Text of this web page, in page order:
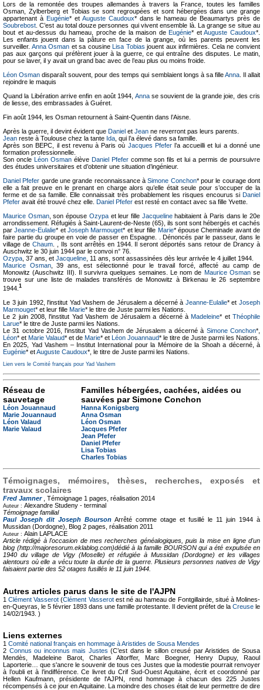
Lors de la remontée des troupes allemandes à travers la France, toutes les familles
Osman, Zylberberg et Tobias se sont regroupées et sont hébergées dans une grange
appartenant à Eugénie* et Auguste Caudoux* dans le hameau de Beaumartys près de
Soubrebost . C’est au total douze personnes qui vivent ensemble là. La grange se situe au
bout et au-dessus du hameau, proche de la maison deEugénie* etAuguste Caudoux*.
Les enfants jouent dans la pâture en face de la grange, où les parents peuvent les
surveiller. Anna Osman et sa cousineLisa Tobias jouent aux infirmières. Cela ne convient
pas aux garçons qui préfèrent jouer à la guerre, ce qui entraîne des disputes. Le matin,
pour se laver, il y avait un grand bac avec de l’eau plus ou moins froide.
Léon Osman disparaît souvent, pour des temps qui semblaient longs à sa filleAnna. Il allait
rejoindre le maquis
Quand la Libération arrive enfin en août 1944, Annase souvient de la grande joie, des cris
de liesse, des embrassades à Guéret.
Fin août 1944, les Osman retournent à Saint-Quentin dans l’Aisne.
Après la guerre, il devint évident que Daniel et Jean ne reverront pas leurs parents.
Jean reste à Toulouse chez la tante Ida , qui l’a élevé dans sa famille.
Après son BEPC, il est revenu à Paris où Jacques Pfeferl’a accueilli et lui a donné une
formation professionnelle.
Son oncle Léon Osmanélève Daniel Pfefercomme son fils et lui a permis de poursuivre
des études universitaires et d’obtenir une situation d’ingénieur.
Daniel Pfefer garde une grande reconnaissance àSimone Conchon* pour le courage dont
elle a fait preuve en le prenant en charge alors qu’elle était seule pour s’occuper de la
ferme et de sa famille. Elle connaissait très probablement les risques encourus si Daniel
Pfefer avait été trouvé chez elle. Daniel Pfefer est resté en contact avec sa fille Yvette.
Maurice Osman, son épouse Ozypaet leur fille Jacquelinehabitaient à Paris dans le 20e
arrondissement. Réfugiés à Saint-Laurent-de-Neste (65), ils sont sont hébergés et cachés
parJeanne-Eulalie* etJoseph Marmouget* et leur fille Marie* épouse Cheminade avant de
faire partie du groupe en voie de passer en Espagne. . Dénoncés par le passeur, dans le
village de Chaum. , Ils sont arrêtés en 1944. Il seront déportés sans retour de Drancy à
Auschwitz le 30 juin 1944 par le convoi n° 76.
Ozypa , 37 ans, et Jacqueline , 11 ans, sont assassinées dès leur arrivée le 4 juillet 1944.
Maurice Osman, 39 ans, est sélectionné pour le travail forcé, affecté au camp de
Monowitz (Auschwitz III). Il survivra quelques semaines. Le nom de Maurice Osmanse
trouve sur une liste de malades transférés de Monowitz à Birkenau le 26 septembre
1944. 1
Le 3 juin 1992, l'institut Yad Vashem de Jérusalem a décerné à Jeanne-Eulalie* etJoseph
Marmouget* et leur fille Marie* le titre de Juste parmi les Nations.
Le 2 juin 2008, l'institut Yad Vashem de Jérusalem a décerné àMadeleine* etThéophile
Larue* le titre de Juste parmi les Nations.
Le 31 octobre 2016, l'institut Yad Vashem de Jérusalem a décerné à Simone Conchon*,
Léon* et Marie Valaud* et de Marie* et Léon Jouannaud* le titre de Juste parmi les Nations.
En 2025, Yad Vashem – Institut International pour la Mémoire de la Shoah a décerné, à
Eugénie* etAuguste Caudoux*, le titre de Juste parmi les Nations.
Lien vers le Comité français pour Yad Vashem
Réseau de
sauvetage
Léon Jouannaud
Marie Jouannaud
Léon Valaud
Marie Valaud
Familles hébergées, cachées, aidées ou
sauvées par Simone Conchon
Hanna Konigsberg
Anna Osman
Léon Osman
Jacques Pfefer
Jean Pfefer
Daniel Pfefer
Lisa Tobias
Charles Tobias
Témoignages, mémoires, thèses, recherches, exposés et
travaux scolaires
Fred Jamner, Témoignage 1 pages, réalisation 2014
Auteur : Alexandre Studeny - terminal
Témoignage familial
Paul Joseph dit Joseph Bourson Arrêté comme otage et fusillé le 11 juin 1944 à
Mussidan (Dordogne), Blog 2 pages, réalisation 2011
Auteur : Alain LAPLACE
Article rédigé à l'occasion de mes recherches généalogiques, puis la mise en ligne d'un
blog (http://majoresorum.eklablog.com)dédié à la famille BOURSON qui a été expulsée en
1940 du village de Vigy (Moselle) et réfugiée à Mussidan (Dordogne) et les villages
alentours où elle a vécu toute la durée de la guerre. Plusieurs personnes natives de Vigy
faisaient partie des 52 otages fusillés le 11 juin 1944.
Autres articles parus dans le site de l'AJPN
1Clément Vasserot (Clément Vasserotest né au hameau de Fontgillairde, situé à Molines-
en-Queyras, le 5 février 1893 dans une famille protestante. Il devient préfet de la Creuse le
14/02/1943. )
Liens externes
1 Comité national français en hommage à Aristides de Sousa Mendes
2 Connus ou inconnus mais Justes (C’est dans le sillon creusé par Aristides de Sousa
Mendès, Madeleine Barot, Charles Altorffer, Marc Boegner, Henry Dupuy, Raoul
Laporterie… que s'ancre le souvenir de tous ces Justes que la modestie pourrait renvoyer
à l’oubli et à l’indifférence. Ce livret du Crif Sud-Ouest Aquitaine, écrit et coordonné par
Hellen Kaufmann, présidente de l'AJPN, rend hommage à chacun des 225 Justes
récompensés à ce jour en Aquitaine. La moindre des choses était de leur permettre de dire